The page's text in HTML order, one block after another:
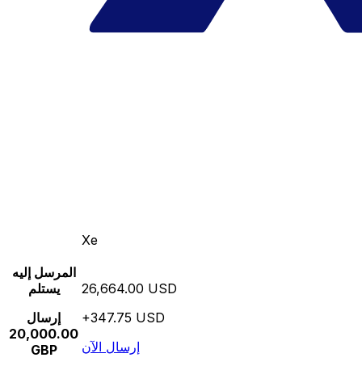
Xe
المرسل إليه
يستلم
إرسال
20,000.00
GBP
26,664.00 USD
+347.75 USD
إرسال الآن